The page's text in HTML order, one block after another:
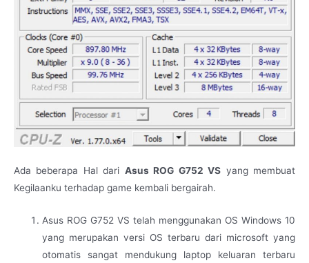
Ada beberapa Hal dari Asus ROG G752 VS yang membuat
Kegilaanku terhadap game kembali bergairah.
Asus ROG G752 VS telah menggunakan OS Windows 10
yang merupakan versi OS terbaru dari microsoft yang
otomatis sangat mendukung laptop keluaran terbaru